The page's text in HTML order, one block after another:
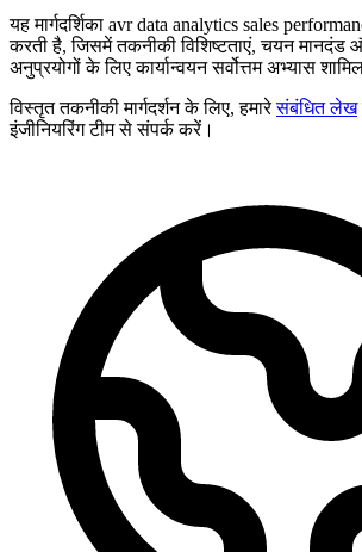
यह मार्गदर्शिका avr data analytics sales
करती है, जिसमें तकनीकी विशिष्टताएं, चयन मानदंड
अनुप्रयोगों के लिए कार्यान्वयन सर्वोत्तम अभ्यास
विस्तृत तकनीकी मार्गदर्शन के लिए, हमारेसंबंधित लेख
इंजीनियरिंग टीम से संपर्क करें।